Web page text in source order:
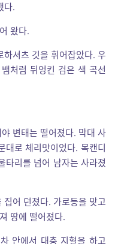
다.
왔다.
셔츠 깃을 휘어잡았다. 우
처럼 뒤엉킨 검은 색 곡선
변태는 떨어졌다. 막대 사
대로 체리맛이었다. 목캔디
타리를 넘어 남자는 사라졌
어 던졌다. 가로등을 맞고
땅에 떨어졌다.
안에서 대충 지혈을 하고